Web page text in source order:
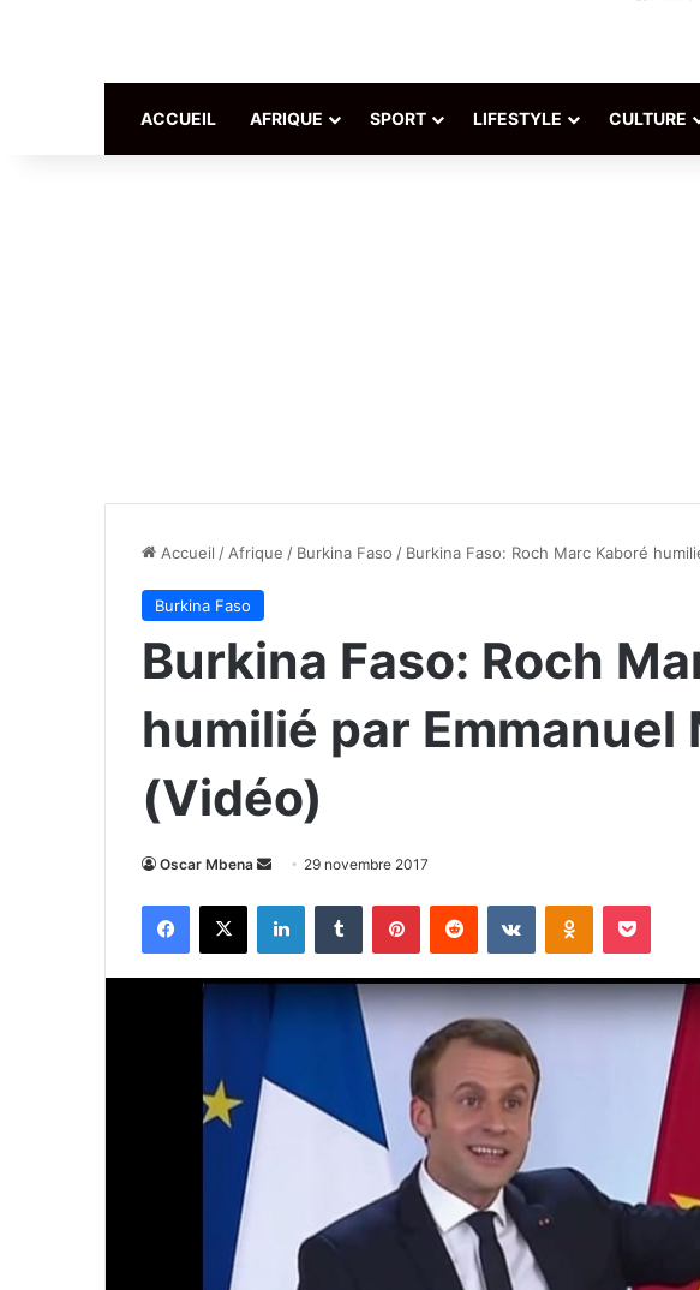
ACCUEIL AFRIQUE SPORT LIFESTYLE CULTURE
Accueil / Afrique / Burkina Faso / Burkina Faso: Roch Marc Kaboré
Burkina Faso
Burkina Faso: Roch
humilié par Emmanuel
(Vidéo)
Oscar Mbena
Envoyer
courriel
29 novembre 2017
Facebook
X LinkedinTumblr PinterestReddit VKontakteOdnoklassniki
Pocket